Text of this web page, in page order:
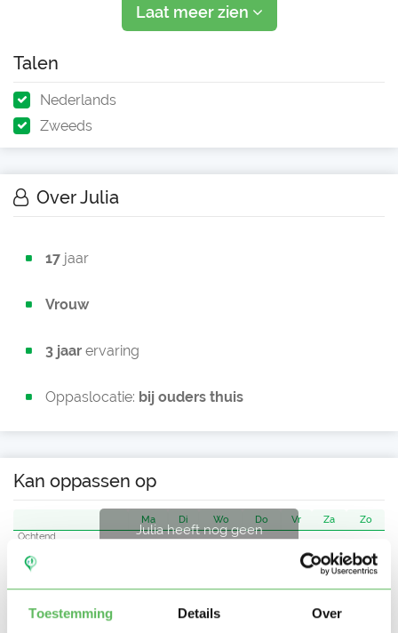
Toestemming Details Over
overdag als s'avoLaat meer zien
Talen
Nederlands
Zweeds
Over Julia
17 jaar
Vrouw
3 jaar ervaring
Oppaslocatie: bij ouders thuis
Kan oppassen op
Julia heeft nog geen
Ma Di Wo Do Vr Za
Zo
Ochtend
Namiddag
Avond